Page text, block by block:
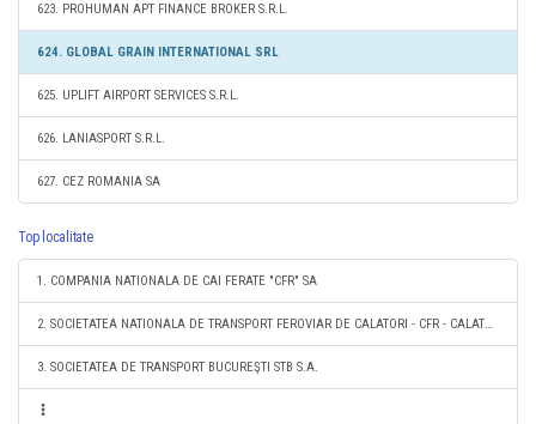
623. PROHUMAN APT FINANCE BROKER S.R.L.
624. GLOBAL GRAIN INTERNATIONAL SRL
625. UPLIFT AIRPORT SERVICES S.R.L.
626. LANIASPORT S.R.L.
627. CEZ ROMANIA SA
Top localitate
1. COMPANIA NATIONALA DE CAI FERATE "CFR" SA
2. SOCIETATEA NATIONALA DE TRANSPORT FEROVIAR DE CALATORI - CFR - CALATORI SA
3. SOCIETATEA DE TRANSPORT BUCUREŞTI STB S.A.